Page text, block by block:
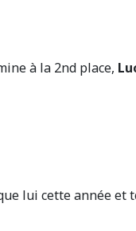
à la 2nd place,
lui cette année et